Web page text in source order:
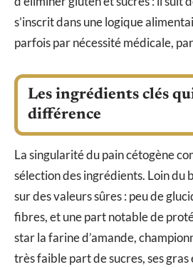
s’inscrit dans une logique
parfois par nécessité médicale,
Les ingrédients clés
différence
La singularité du pain cétogène
sélection des ingrédients. Loin du
sur des valeurs sûres : peu de
fibres, et une part notable de
star la farine d’amande,
très faible part de sucres, ses gras